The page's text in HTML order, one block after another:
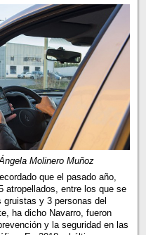
Molinero Muñoz
que el pasado año,
atropellados, entre los que se
y 3 personas del
ha dicho Navarro, fueron
y la seguridad en las